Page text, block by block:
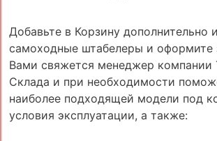
Добавьте в Корзину дополнительно
самоходные штабелеры и оформите
Вами свяжется менеджер компании
Склада и при необходимости
наиболее подходящей модели под
условия эксплуатации, а также: